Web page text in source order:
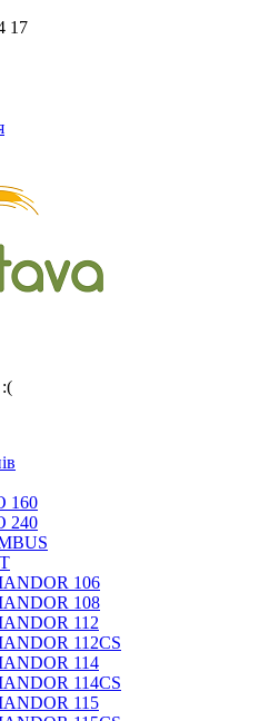
17
160
240
106
108
112
112CS
114
114CS
115